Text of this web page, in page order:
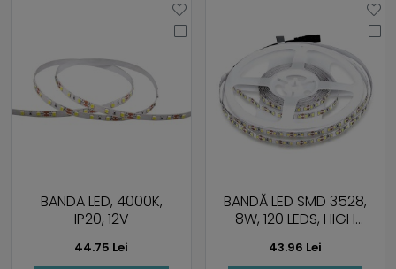
BANDA LED, 4000K,
IP20, 12V
44.75 Lei
BANDĂ LED SMD 3528,
8W, 120 LEDS, HIGH
43.96 Lei